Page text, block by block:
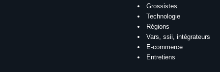
Grossistes
Technologie
Régions
Vars, ssii, intégrateurs
E-commerce
Entretiens